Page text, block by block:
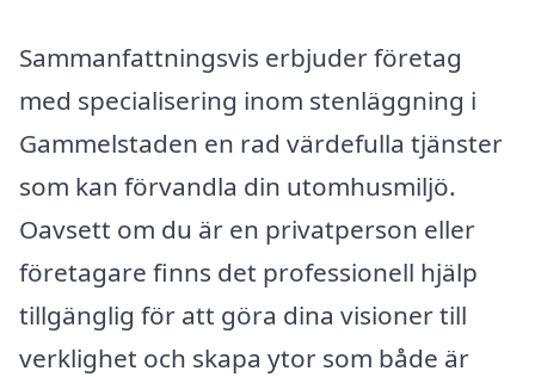
Sammanfattningsvis erbjuder företag
med specialisering inom stenläggning i
Gammelstaden en rad värdefulla tjänster
som kan förvandla din utomhusmiljö.
Oavsett om du är en privatperson eller
företagare finns det professionell hjälp
tillgänglig för att göra dina visioner till
verklighet och skapa ytor som både är